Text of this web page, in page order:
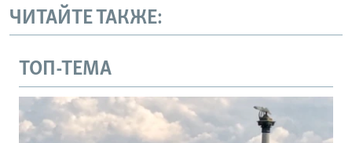
ЧИТАЙТЕ ТАКЖЕ:
ТОП-ТЕМА